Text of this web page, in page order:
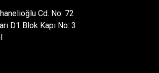
Cd. No: 72
D1 Blok Kapı No: 3